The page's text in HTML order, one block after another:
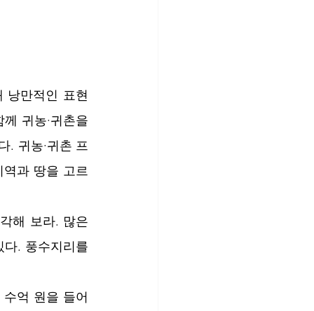
낭만적인 표현
귀농·귀촌을
. 귀농·귀촌 프
과 땅을 고르
해 보라. 많은
. 풍수지리를
억 원을 들어